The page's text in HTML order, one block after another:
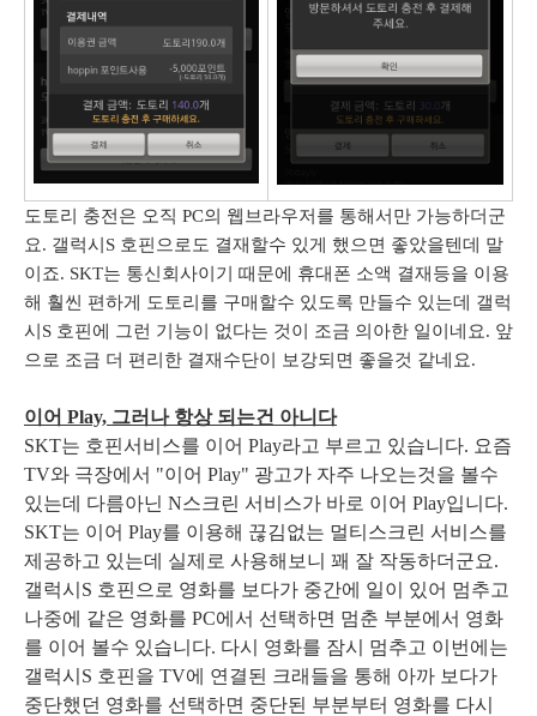
도토리 충전은 오직 PC의 웹브라우저를 통해서만 가능하더군
요. 갤럭시S 호핀으로도 결재할수 있게 했으면 좋았을텐데 말
이죠. SKT는 통신회사이기 때문에 휴대폰 소액 결재등을 이용
해 훨씬 편하게 도토리를 구매할수 있도록 만들수 있는데 갤럭
시S 호핀에 그런 기능이 없다는 것이 조금 의아한 일이네요. 앞
으로 조금 더 편리한 결재수단이 보강되면 좋을것 같네요.
이어 Play, 그러나 항상 되는건 아니다
SKT는 호핀서비스를 이어 Play라고 부르고 있습니다. 요즘
TV와 극장에서 "이어 Play" 광고가 자주 나오는것을 볼수
있는데 다름아닌 N스크린 서비스가 바로 이어 Play입니다.
SKT는 이어 Play를 이용해 끊김없는 멀티스크린 서비스를
제공하고 있는데 실제로 사용해보니 꽤 잘 작동하더군요.
갤럭시S 호핀으로 영화를 보다가 중간에 일이 있어 멈추고
나중에 같은 영화를 PC에서 선택하면 멈춘 부분에서 영화
를 이어 볼수 있습니다. 다시 영화를 잠시 멈추고 이번에는
갤럭시S 호핀을 TV에 연결된 크래들을 통해 아까 보다가
중단했던 영화를 선택하면 중단된 부분부터 영화를 다시